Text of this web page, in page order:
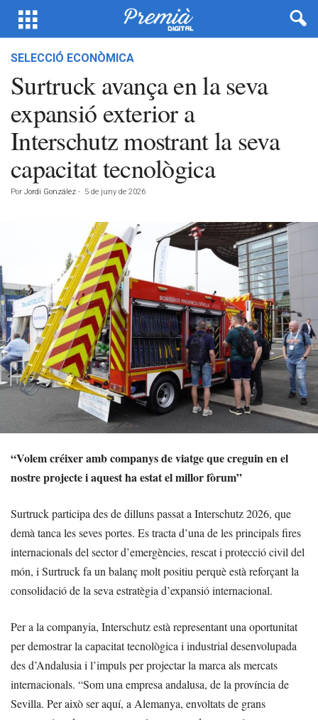
SELECCIÓ ECONÒMICA
Surtruck avança en la seva
expansió exterior a
Interschutz mostrant la seva
capacitat tecnològica
Por Jordi González - 5 de juny de 2026
“Volem créixer amb companys de viatge que creguin en el
nostre projecte i aquest ha estat el millor fòrum”
Surtruck participa des de dilluns passat a Interschutz 2026, que
demà tanca les seves portes. Es tracta d’una de les principals fires
internacionals del sector d’emergències, rescat i protecció civil del
món, i Surtruck fa un balanç molt positiu perquè està reforçant la
consolidació de la seva estratègia d’expansió internacional.
Per a la companyia, Interschutz està representant una oportunitat
per demostrar la capacitat tecnològica i industrial desenvolupada
des d’Andalusia i l’impuls per projectar la marca als mercats
internacionals. “Som una empresa andalusa, de la província de
Sevilla. Per això ser aquí, a Alemanya, envoltats de grans